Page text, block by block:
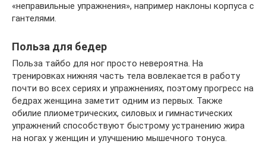
«неправильные упражнения», например наклоны корпуса с
гантелями.
Польза для бедер
Польза тайбо для ног просто невероятна. На
тренировках нижняя часть тела вовлекается в работу
почти во всех сериях и упражнениях, поэтому прогресс на
бедрах женщина заметит одним из первых. Также
обилие плиометрических, силовых и гимнастических
упражнений способствуют быстрому устранению жира
на ногах у женщин и улучшению мышечного тонуса.